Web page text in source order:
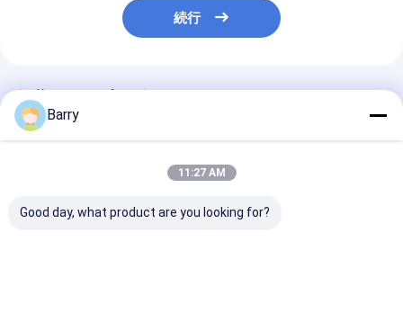
続行
推薦されたプロダクト
Barry
11:27 AM
Good day, what product are you looking for?